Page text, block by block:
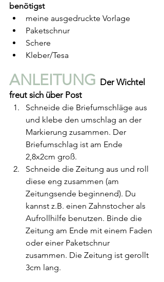
benötigst
meine ausgedruckte Vorlage
Paketschnur
Schere
Kleber/Tesa
ANLEITUNG Der Wichtel
freut sich über Post
Schneide die Briefumschläge aus
und klebe den umschlag an der
Markierung zusammen. Der
Briefumschlag ist am Ende
2,8x2cm groß.
Schneide die Zeitung aus und roll
diese eng zusammen (am
Zeitungsende beginnend). Du
kannst z.B. einen Zahnstocher als
Aufrollhilfe benutzen. Binde die
Zeitung am Ende mit einem Faden
oder einer Paketschnur
zusammen. Die Zeitung ist gerollt
3cm lang.